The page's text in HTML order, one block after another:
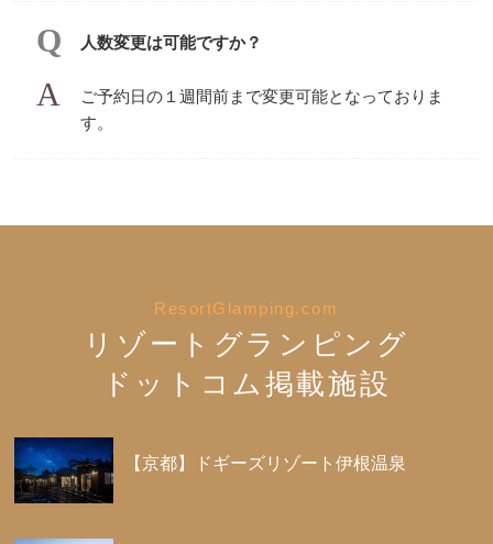
人数変更は可能ですか？
ご予約日の１週間前まで変更可能となっておりま
す。
ResortGlamping.com
リゾートグランピング
ドットコム掲載施設
【京都】ドギーズリゾート伊根温泉